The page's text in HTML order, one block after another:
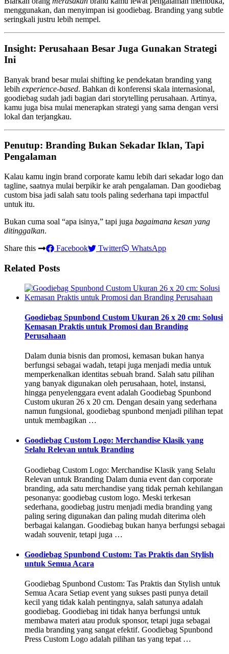
menggunakan, dan menyimpan isi goodiebag. Branding yang subtle
seringkali justru lebih nempel.
Insight: Perusahaan Besar Juga Gunakan Strategi
Ini
Banyak brand besar mulai shifting ke pendekatan branding yang
lebih experience-based. Bahkan di konferensi skala internasional,
goodiebag sudah jadi bagian dari storytelling perusahaan. Artinya,
kamu juga bisa mulai menerapkan strategi yang sama dengan versi
lokal dan terjangkau.
Penutup: Branding Bukan Sekadar Iklan, Tapi
Pengalaman
Kalau kamu ingin brand corporate kamu lebih dari sekadar logo dan
tagline, saatnya mulai berpikir ke arah pengalaman. Dan goodiebag
custom bisa jadi salah satu tools paling sederhana tapi impactful
untuk itu.
Bukan cuma soal “apa isinya,” tapi juga bagaimana kesan yang
ditinggalkan.
Share this
Facebook Twitter WhatsApp
Related Posts
Goodiebag Spunbond Custom Ukuran 26 x 20 cm: Solusi
Kemasan Praktis untuk Promosi dan Branding
Perusahaan
Dalam dunia bisnis dan promosi, kemasan bukan hanya
berfungsi sebagai wadah, tetapi juga menjadi media untuk
memperkenalkan identitas sebuah brand. Salah satu pilihan
yang banyak digunakan oleh perusahaan, hotel, instansi,
hingga penyelenggara event adalah Goodiebag Spunbond
Custom ukuran 26 x 20 cm. Dengan desain yang sederhana
namun fungsional, goodiebag spunbond menjadi pilihan tepat
untuk membagikan …
Goodiebag Custom Logo: Merchandise Klasik yang
Selalu Relevan untuk Branding
Goodiebag Custom Logo: Merchandise Klasik yang Selalu
Relevan untuk Branding Dalam dunia event dan corporate
branding, ada satu merchandise yang tidak pernah kehilangan
pesonanya: goodiebag custom logo. Meski terkesan
sederhana, goodiebag justru menjadi media branding yang
paling sering digunakan dan paling mudah diterima oleh
berbagai kalangan. Goodiebag bukan hanya berfungsi sebagai
wadah souvenir, tetapi juga …
Goodiebag Spunbond Custom: Tas Praktis dan Stylish
untuk Semua Acara
Goodiebag Spunbond Custom: Tas Praktis dan Stylish untuk
Semua Acara Setiap event yang sukses pasti punya detail
kecil yang tidak kalah pentingnya, salah satunya adalah
goodiebag. Goodiebag ini tidak hanya berfungsi untuk
membawa materi atau produk sponsor, tetapi juga sebagai
media branding yang sangat efektif. Goodiebag Spunbond
Press Custom Logo adalah pilihan tas yang tepat …